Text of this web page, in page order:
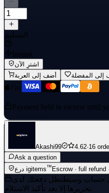
التسليم
Instant
اشترِ الآن
أضف إلى العربة
إلى المفضلة
Payment held in escrow until
Akashi99 4.62·16
Ask a question
درع igitems™ Escrow · full refund
حساب وسيط تظل دفعتك لدى igitems ولا يتم
تحريرها إلا بعد تأكيد الاستلام.